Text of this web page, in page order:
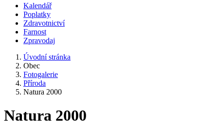
Kalendář
Poplatky
Zdravotnictví
Farnost
Zpravodaj
Úvodní stránka
Obec
Fotogalerie
Příroda
Natura 2000
Natura 2000